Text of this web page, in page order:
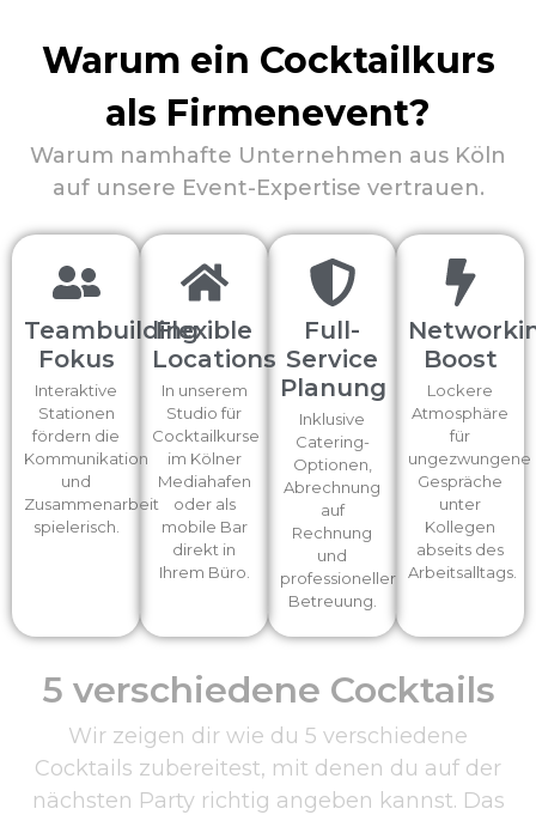
Warum ein Cocktailkurs
als Firmenevent?
Warum namhafte Unternehmen aus Köln
auf unsere Event-Expertise vertrauen.
Teambuilding
Fokus
Interaktive
Stationen
fördern die
Kommunikation
und
Zusammenarbeit
spielerisch.
Flexible
Locations
In unserem
Studio für
Cocktailkurse
im Kölner
Mediahafen
oder als
mobile Bar
direkt in
Ihrem Büro.
Full-
Service
Planung
Inklusive
Catering-
Optionen,
Abrechnung
auf
Rechnung
und
professioneller
Betreuung.
Boost
Lockere
Atmosphäre
für
ungezwungene
Gespräche
unter
Kollegen
abseits des
Arbeitsalltags.
5 verschiedene Cocktails
Wir zeigen dir wie du 5 verschiedene
Cocktails zubereitest, mit denen du auf der
nächsten Party richtig angeben kannst. Das